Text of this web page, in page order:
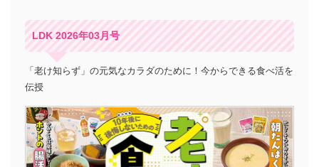
LDK 2026年03月号
「老け知らず」の元気なカラダのために！今からできる食べ活を
伝授